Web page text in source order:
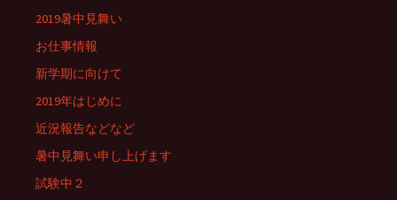
2019暑中見舞い
お仕事情報
新学期に向けて
2019年はじめに
近況報告などなど
暑中見舞い申し上げます
試験中２